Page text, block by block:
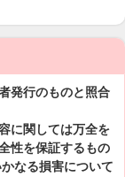
発行のものと照合
に関しては万全を
性を保証するもの
なる損害について